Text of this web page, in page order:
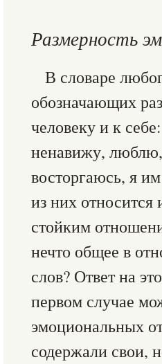
Размерность
В словаре
обозначающих
человеку и к
ненавижу,
восторгаюсь, я
из них
стойким
нечто общее в
слов? Ответ на
первом случае
эмоциональных
содержали свои,